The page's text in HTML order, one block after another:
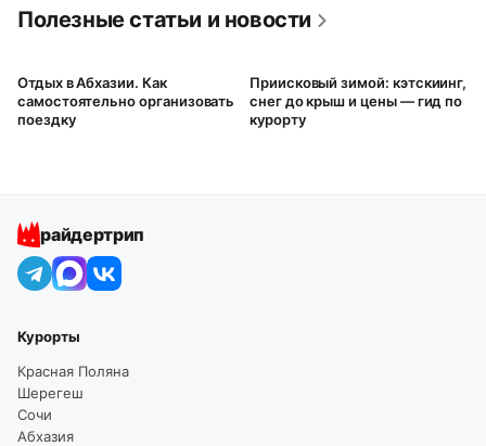
Полезные статьи и новости
Отдых в Абхазии. Как
самостоятельно организовать
поездку
Приисковый зимой: кэтскиинг,
снег до крыш и цены — гид по
курорту
райдертрип
Курорты
Красная Поляна
Шерегеш
Сочи
Абхазия